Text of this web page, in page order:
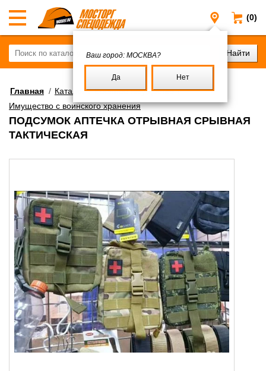
(0)
Москва
Ваш город: МОСКВА?
Да Нет
Главная / Каталог/Военное имущество/
Имущество с воинского хранения
ПОДСУМОК АПТЕЧКА ОТРЫВНАЯ СРЫВНАЯ
ТАКТИЧЕСКАЯ